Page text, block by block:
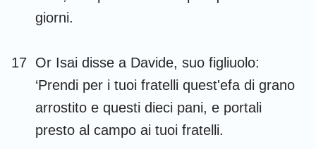
giorni.
17 Or Isai disse a Davide, suo figliuolo:
‘Prendi per i tuoi fratelli quest'efa di grano
arrostito e questi dieci pani, e portali
presto al campo ai tuoi fratelli.